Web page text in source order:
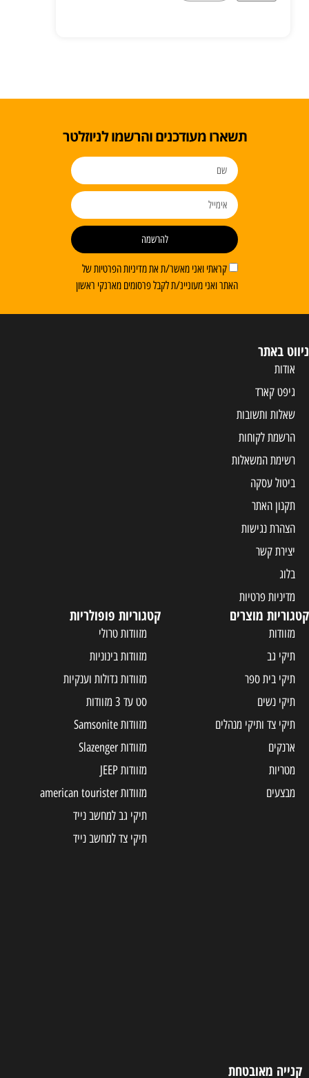
תשארו מעודכנים והרשמו לניוזלטר
קראתי ואני מאשר/ת את מדיניות הפרטיות של
האתר ואני מעוניינ/ת לקבל פרסומים מארנקי ראשון
להרשמה
ניווט באתר
אודות
גיפט קארד
שאלות ותשובות
הרשמת לקוחות
רשימת המשאלות
ביטול עסקה
תקנון האתר
הצהרת נגישות
יצירת קשר
בלוג
מדיניות פרטיות
קטגוריות מוצרים
מזוודות
תיקי גב
תיקי בית ספר
תיקי נשים
תיקי צד ותיקי מנהלים
ארנקים
מטריות
מבצעים
קטגוריות פופולריות
מזוודות טרולי
מזוודות בינוניות
מזוודות גדולות וענקיות
סט עד 3 מזוודות
מזוודות Samsonite
מזוודות Slazenger
מזוודות JEEP
מזוודות american tourister
תיקי גב למחשב נייד
תיקי צד למחשב נייד
קנייה מאובטחת